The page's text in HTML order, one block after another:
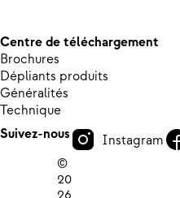
Centre de téléchargement
Brochures
Dépliants produits
Généralités
Technique
Suivez-nous
Instagram
©
20